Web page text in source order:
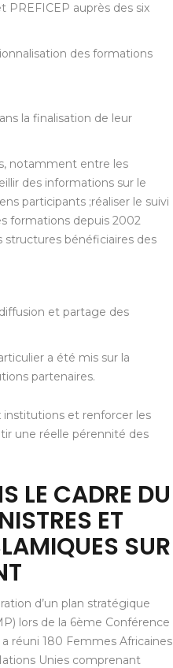
PREFICEP auprès des six
des formations
la finalisation de leur
notamment entre les
des informations sur le
participants ;réaliser le suivi
formations depuis 2002
structures bénéficiaires des
et partage des
a été mis sur la
partenaires.
institutions et renforcer les
une réelle pérennité des
LE CADRE DU
ET
SUR
d’un plan stratégique
lors de la 6ème Conférence
réuni 180 Femmes Africaines
Unies comprenant